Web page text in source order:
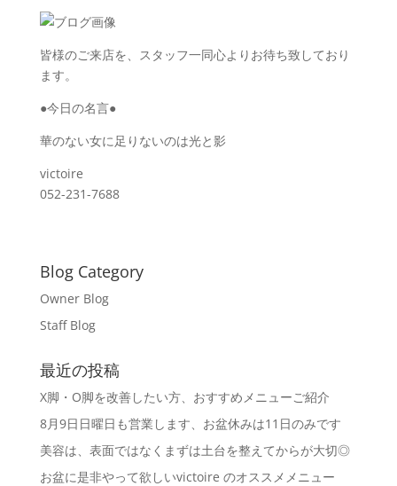
皆様のご来店を、スタッフ一同心よりお待ち致しており
ます。
●今日の名言●
華のない女に足りないのは光と影
victoire
052-231-7688
Blog Category
Owner Blog
Staff Blog
最近の投稿
X脚・O脚を改善したい方、おすすめメニューご紹介
8月9日日曜日も営業します、お盆休みは11日のみです
美容は、表面ではなくまずは土台を整えてからが大切◎
お盆に是非やって欲しいvictoire のオススメメニュー